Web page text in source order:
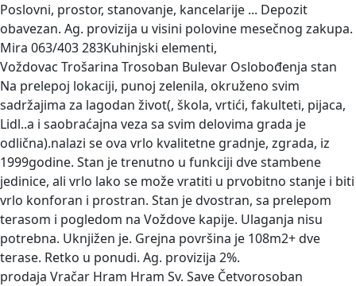
Poslovni, prostor, stanovanje, kancelarije ... Depozit
obavezan. Ag. provizija u visini polovine mesečnog zakupa.
Mira 063/403 283Kuhinjski elementi,
Voždovac Trošarina Trosoban Bulevar Oslobođenja stan
Na prelepoj lokaciji, punoj zelenila, okruženo svim
sadržajima za lagodan život(, škola, vrtići, fakulteti, pijaca,
Lidl..a i saobraćajna veza sa svim delovima grada je
odlična).nalazi se ova vrlo kvalitetne gradnje, zgrada, iz
1999godine. Stan je trenutno u funkciji dve stambene
jedinice, ali vrlo lako se može vratiti u prvobitno stanje i biti
vrlo konforan i prostran. Stan je dvostran, sa prelepom
terasom i pogledom na Voždove kapije. Ulaganja nisu
potrebna. Uknjižen je. Grejna površina je 108m2+ dve
terase. Retko u ponudi. Ag. provizija 2%.
prodaja Vračar Hram Hram Sv. Save Četvorosoban